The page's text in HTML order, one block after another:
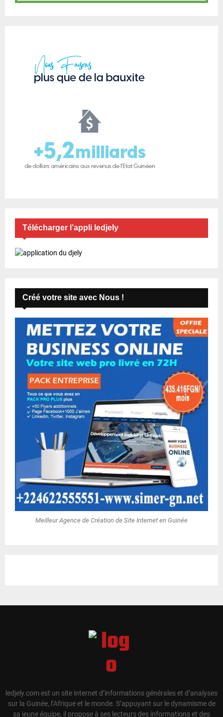
Télécharger l’appli ledjely
Créé votre site avec Nous !
Meilleur Agence de Création de Site Internet en Guinée
ledjely.com est un site internet d’informations générales et d’analyses
sur la Guinée, l’Afrique et le monde. S’appuyant sur le dynamisme de
sa jeune équipe, il propose à ses lecteurs des informations et des